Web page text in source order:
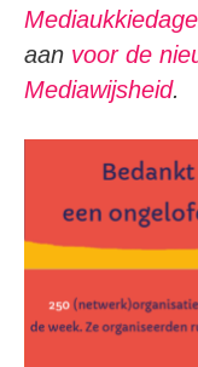
aan voor de
Mediawijsheid.